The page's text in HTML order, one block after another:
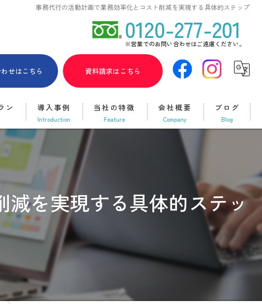
事務代行の活動計画で業務効率化とコスト削減を実現する具体的ステップ
0120-277-201
※営業でのお問い合わせはご遠慮ください。
せはこちら 資料請求はこちら
ン 導入事例
introduction
当社の特徴
feature
開業支援
事務代行
会社概要
company
ブログ
blog
を実現する具体的ステッ